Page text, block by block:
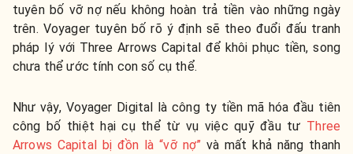
tuyên bố vỡ nợ nếu không hoàn trả tiền vào những ngày
trên. Voyager tuyên bố rõ ý định sẽ theo đuổi đấu tranh
pháp lý với Three Arrows Capital để khôi phục tiền, song
chưa thể ước tính con số cụ thể.
Như vậy, Voyager Digital là công ty tiền mã hóa đầu tiên
công bố thiệt hại cụ thể từ vụ việc quỹ đầu tư Three
Arrows Capital bị đồn là “vỡ nợ” và mất khả năng thanh